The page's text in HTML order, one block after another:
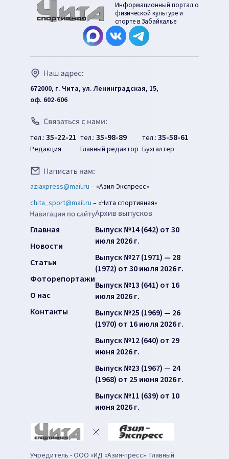
Информационный портал о
физической культуре и
спорте в Забайкалье
672000, г. Чита, ул. Ленинградская, 15,
оф. 602-606
тел.: 35-22-21
Редакция
тел.: 35-98-89
Главный редактор
тел.: 35-58-61
Бухгалтер
aziaxpress@mail.ru – «Азия-Экспресс»
chita_sport@mail.ru – «Чита спортивная»
Главная
Новости
Статьи
Фоторепортажи
О нас
Контакты
Выпуск №14 (642) от 30
июля 2026 г.
Выпуск №27 (1971) — 28
(1972) от 30 июля 2026 г.
Выпуск №13 (641) от 16
июля 2026 г.
Выпуск №25 (1969) — 26
(1970) от 16 июля 2026 г.
Выпуск №12 (640) от 29
июня 2026 г.
Выпуск №23 (1967) — 24
(1968) от 25 июня 2026 г.
Выпуск №11 (639) от 10
июня 2026 г.
Учредитель - ООО «ИД «Азия-пресс». Главный